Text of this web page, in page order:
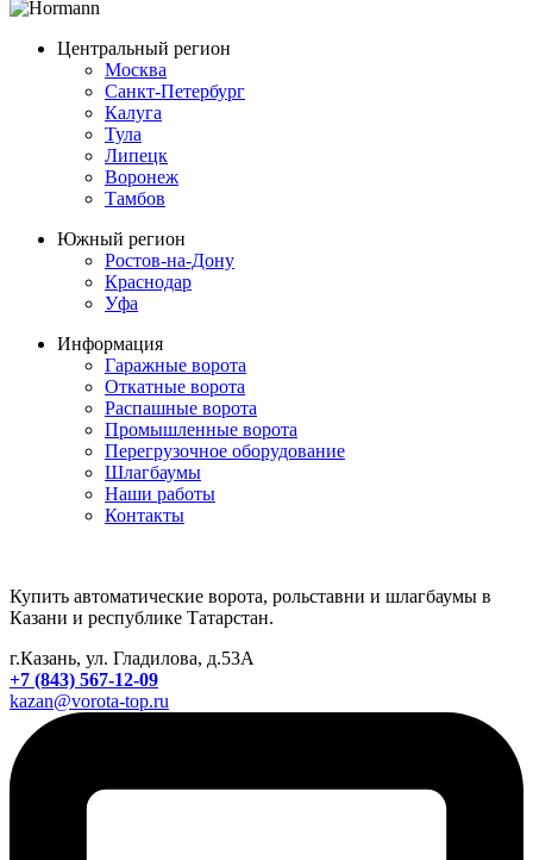
Центральный регион
Москва
Санкт-Петербург
Калуга
Тула
Липецк
Воронеж
Тамбов
Южный регион
Ростов-на-Дону
Краснодар
Уфа
Информация
Гаражные ворота
Откатные ворота
Распашные ворота
Промышленные ворота
Перегрузочное оборудование
Шлагбаумы
Наши работы
Контакты
Купить автоматические ворота, рольставни и шлагбаумы в
Казани и республике Татарстан.
г.Казань, ул. Гладилова, д.53А
+7 (843) 567-12-09
kazan@vorota-top.ru